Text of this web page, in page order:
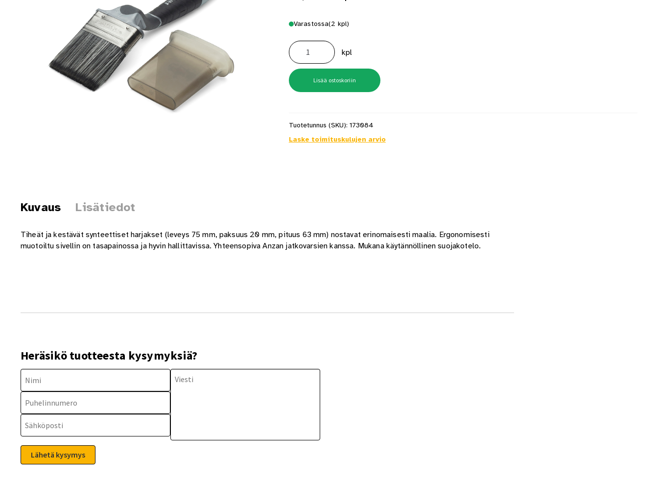
Varastossa(2 kpl)
Platinum
Black
75mm
ulkosivellin
Anza
määrä
kpl
Lisää ostoskoriin
Tuotetunnus (SKU): 173084
Laske toimituskulujen arvio
Kuvaus Lisätiedot
Tiheät ja kestävät synteettiset harjakset (leveys 75 mm, paksuus 20 mm, pituus 63 mm) nostavat erinomaisesti maalia. Ergonomisesti
muotoiltu sivellin on tasapainossa ja hyvin hallittavissa. Yhteensopiva Anzan jatkovarsien kanssa. Mukana käytännöllinen suojakotelo.
Heräsikö tuotteesta kysymyksiä?